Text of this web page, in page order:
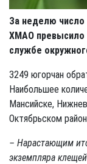
За неделю
ХМАО превысило
службе
3249 югорчан
Наибольшее
Мансийске,
Октябрьском
– Нарастающим
экземпляра